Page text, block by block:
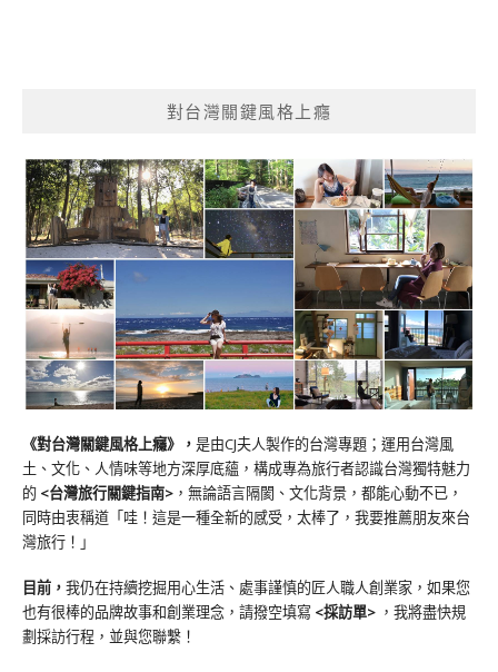
對台灣關鍵風格上癮
《對台灣關鍵風格上癮》 ， 是由CJ夫人製作的台灣專題；運用台灣風
土、文化、人情味等地方深厚底蘊，構成專為旅行者認識台灣獨特魅力
的 <台灣旅行關鍵指南> ，無論語言隔閡、文化背景，都能心動不已，
同時由衷稱道「哇！這是一種全新的感受，太棒了，我要推薦朋友來台
灣旅行！」
目前， 我仍在持續挖掘用心生活、處事謹慎的匠人職人創業家，如果您
也有很棒的品牌故事和創業理念，請撥空填寫 <採訪單> ，我將盡快規
劃採訪行程，並與您聯繫！